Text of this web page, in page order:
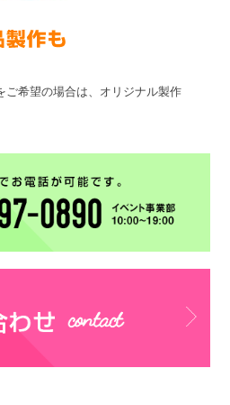
ご希望の場合は、オリジナル製作